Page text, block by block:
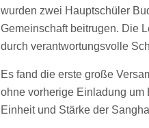
wurden zwei Hauptschüler
Gemeinschaft beitrugen. Die
durch verantwortungsvolle
Es fand die erste große
ohne vorherige Einladung um
Einheit und Stärke der